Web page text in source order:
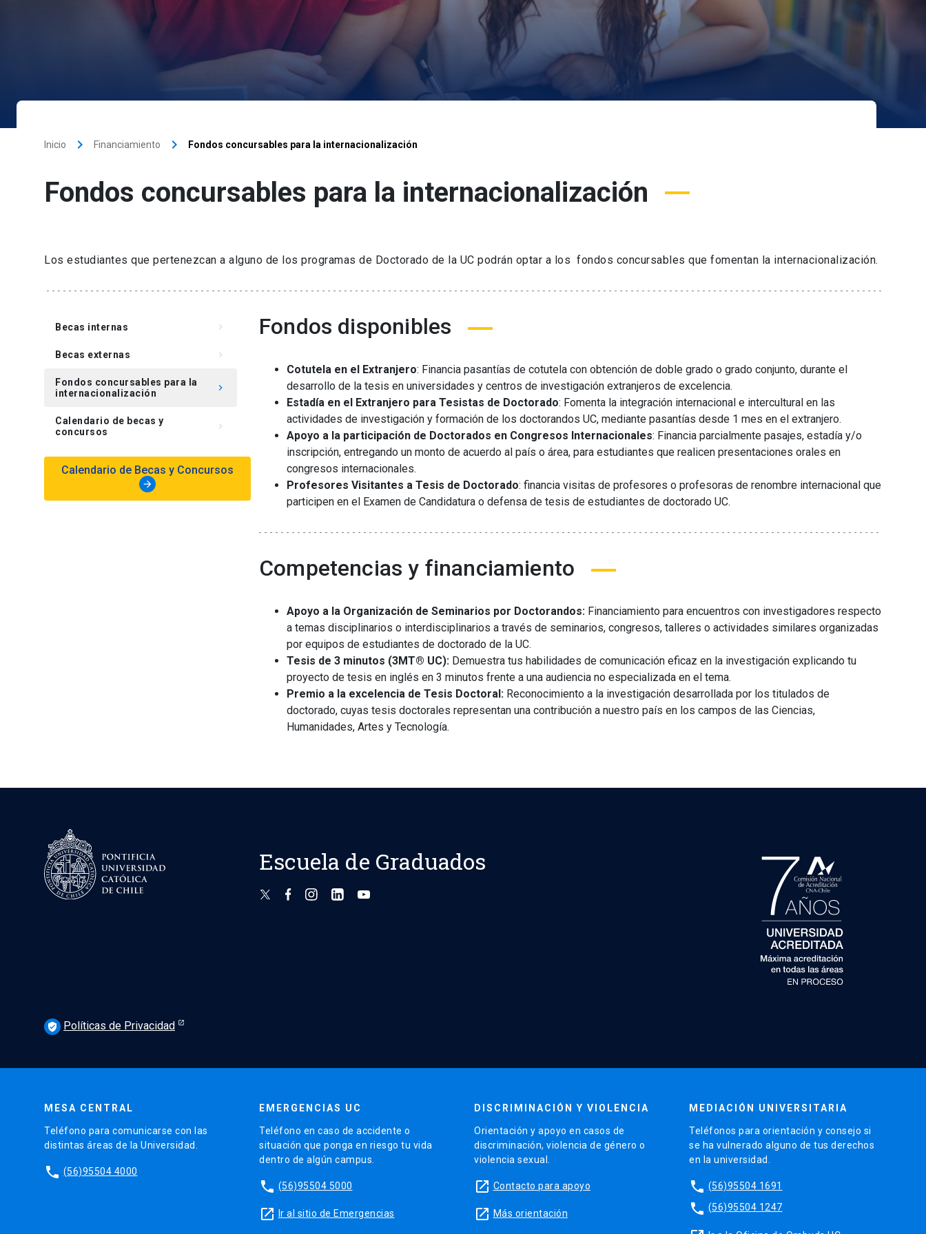
Inicio keyboard_arrow_right Financiamiento keyboard_arrow_right Fondos concursables para la internacionalización
Fondos concursables para la internacionalización
Los estudiantes que pertenezcan a alguno de los programas de Doctorado de la UC podrán optar a los fondos concursables que fomentan la internacionalización.
Becas internas keyboard_arrow_right
Becas externas keyboard_arrow_right
Fondos concursables para la
internacionalización
keyboard_arrow_right
Calendario de becas y
concursos
keyboard_arrow_right
Calendario de Becas y Concursos
arrow_forward
Fondos disponibles
Cotutela en el Extranjero: Financia pasantías de cotutela con obtención de doble grado o grado conjunto, durante el
desarrollo de la tesis en universidades y centros de investigación extranjeros de excelencia.
Estadía en el Extranjero para Tesistas de Doctorado: Fomenta la integración internacional e intercultural en las
actividades de investigación y formación de los doctorandos UC, mediante pasantías desde 1 mes en el extranjero.
Apoyo a la participación de Doctorados en Congresos Internacionales: Financia parcialmente pasajes, estadía y/o
inscripción, entregando un monto de acuerdo al país o área, para estudiantes que realicen presentaciones orales en
congresos internacionales.
Profesores Visitantes a Tesis de Doctorado: financia visitas de profesores o profesoras de renombre internacional que
participen en el Examen de Candidatura o defensa de tesis de estudiantes de doctorado UC.
Competencias y financiamiento
Apoyo a la Organización de Seminarios por Doctorandos: Financiamiento para encuentros con investigadores respecto
a temas disciplinarios o interdisciplinarios a través de seminarios, congresos, talleres o actividades similares organizadas
por equipos de estudiantes de doctorado de la UC.
Tesis de 3 minutos (3MT® UC): Demuestra tus habilidades de comunicación eficaz en la investigación explicando tu
proyecto de tesis en inglés en 3 minutos frente a una audiencia no especializada en el tema.
Premio a la excelencia de Tesis Doctoral: Reconocimiento a la investigación desarrollada por los titulados de
doctorado, cuyas tesis doctorales representan una contribución a nuestro país en los campos de las Ciencias,
Humanidades, Artes y Tecnología.
Escuela de Graduados
verified_user Políticas de Privacidad
MESA CENTRAL
Teléfono para comunicarse con las
distintas áreas de la Universidad.
phone (56)95504 4000
EMERGENCIAS UC
Teléfono en caso de accidente o
situación que ponga en riesgo tu vida
dentro de algún campus.
phone (56)95504 5000
launch Ir al sitio de Emergencias
DISCRIMINACIÓN Y VIOLENCIA
Orientación y apoyo en casos de
discriminación, violencia de género o
violencia sexual.
launch Contacto para apoyo
launch Más orientación
MEDIACIÓN UNIVERSITARIA
Teléfonos para orientación y consejo si
se ha vulnerado alguno de tus derechos
en la universidad.
phone (56)95504 1691
phone (56)95504 1247